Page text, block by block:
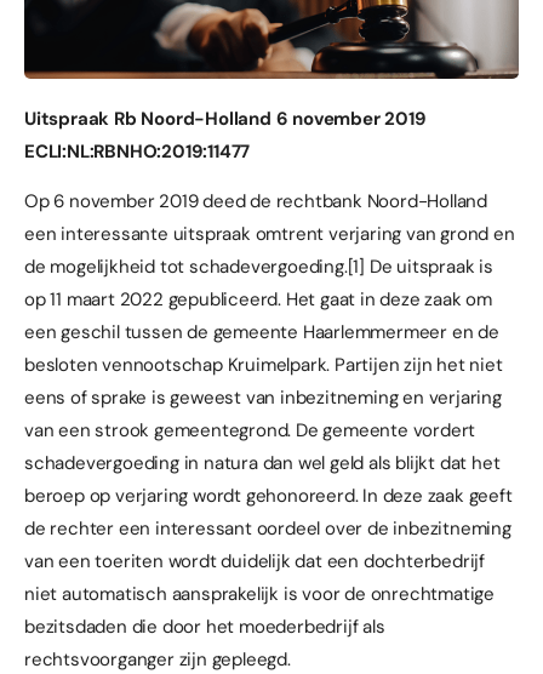
Uitspraak Rb Noord-Holland 6 november 2019
ECLI:NL:RBNHO:2019:11477
Op 6 november 2019 deed de rechtbank Noord-Holland
een interessante uitspraak omtrentverjaring van grond en
de mogelijkheid tot schadevergoeding.[1] De uitspraak is
op 11 maart 2022 gepubliceerd. Het gaat in deze zaak om
een geschil tussen de gemeente Haarlemmermeer en de
besloten vennootschap Kruimelpark. Partijen zijn het niet
eens of sprake is geweest van inbezitneming en verjaring
van een strook gemeentegrond. De gemeente vordert
schadevergoeding in natura dan wel geld als blijkt dat het
beroep op verjaring wordt gehonoreerd. In deze zaak geeft
de rechter een interessant oordeel over de inbezitneming
van een toeriten wordt duidelijk dat een dochterbedrijf
niet automatisch aansprakelijk is voor de onrechtmatige
bezitsdaden die door het moederbedrijf als
rechtsvoorganger zijn gepleegd.